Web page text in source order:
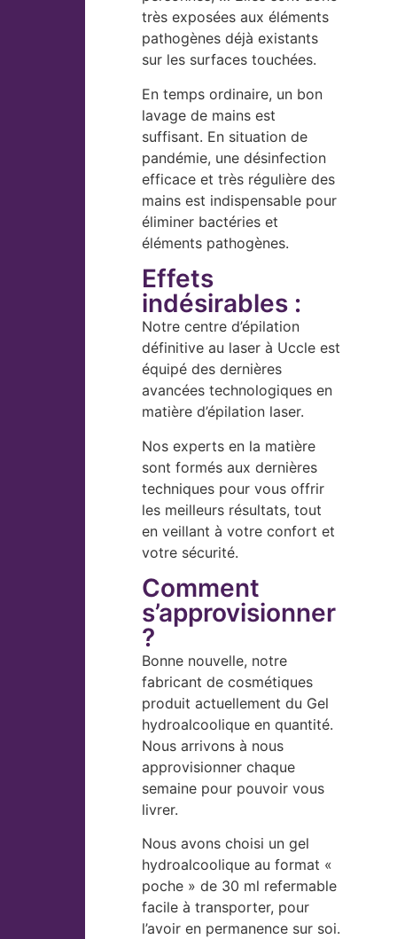
très exposées aux éléments
pathogènes déjà existants
sur les surfaces touchées.
En temps ordinaire, un bon
lavage de mains est
suffisant. En situation de
pandémie, une désinfection
efficace et très régulière des
mains est indispensable pour
éliminer bactéries et
éléments pathogènes.
Effets
indésirables :
Notre centre d’épilation
définitive au laser à Uccle est
équipé des dernières
avancées technologiques en
matière d’épilation laser.
Nos experts en la matière
sont formés aux dernières
techniques pour vous offrir
les meilleurs résultats, tout
en veillant à votre confort et
votre sécurité.
Comment
s’approvisionner
?
Bonne nouvelle, notre
fabricant de cosmétiques
produit actuellement du Gel
hydroalcoolique en quantité.
Nous arrivons à nous
approvisionner chaque
semaine pour pouvoir vous
livrer.
Nous avons choisi un gel
hydroalcoolique au format «
poche » de 30 ml refermable
facile à transporter, pour
l’avoir en permanence sur soi.